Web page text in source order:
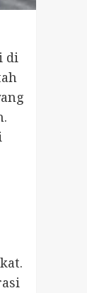
di